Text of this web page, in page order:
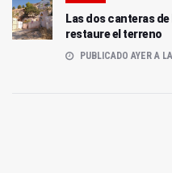
Las dos canteras
restaure el terreno
PUBLICADO AYER A